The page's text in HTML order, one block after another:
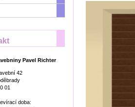
Pavel Richter
42
01
doba: